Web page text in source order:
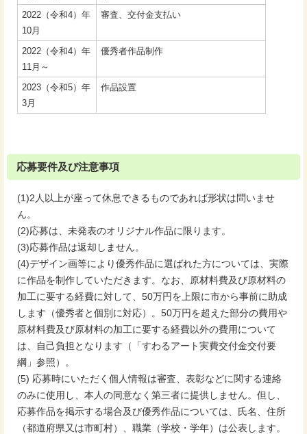
2022（令和4）年
10月
審査、交付金支払い
2022（令和4）年
11月～
優秀者作品制作
2023（令和5）年
3月
作品設置
応募要件及び注意事項
(1)2人以上が座って休息できるものであれば形状は問いませ
ん。
(2)応募は、未発表のオリジナル作品に限ります。
(3)応募作品は返却しません。
(4)デザイン画等により優秀作品に選ばれた方については、実際
に作品を制作していただきます。なお、原材料費及び原材料の
加工に要する経費に対して、50万円を上限に市から事前に助成
します（優秀者と個別に対応）。50万円を超えた部分の費用や
原材料費及び原材料の加工に要する経費以外の費用について
は、自己負担となります（「すわるアート実費交付金交付要
綱」参照）。
(5) 応募時にいただく個人情報は審査、表彰などに関する連絡
のみに使用し、本人の同意なく第三者に提供しません。但し、
応募作品を掲示する場合及び優秀作品については、氏名、住所
（都道府県又は市町村）、職業（学校・学年）は公表します。